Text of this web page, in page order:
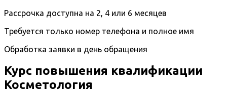
Рассрочка доступна на 2, 4 или 6 месяцев
Требуется только номер телефона и полное имя
Обработка заявки в день обращения
Курс повышения квалификации
Косметология